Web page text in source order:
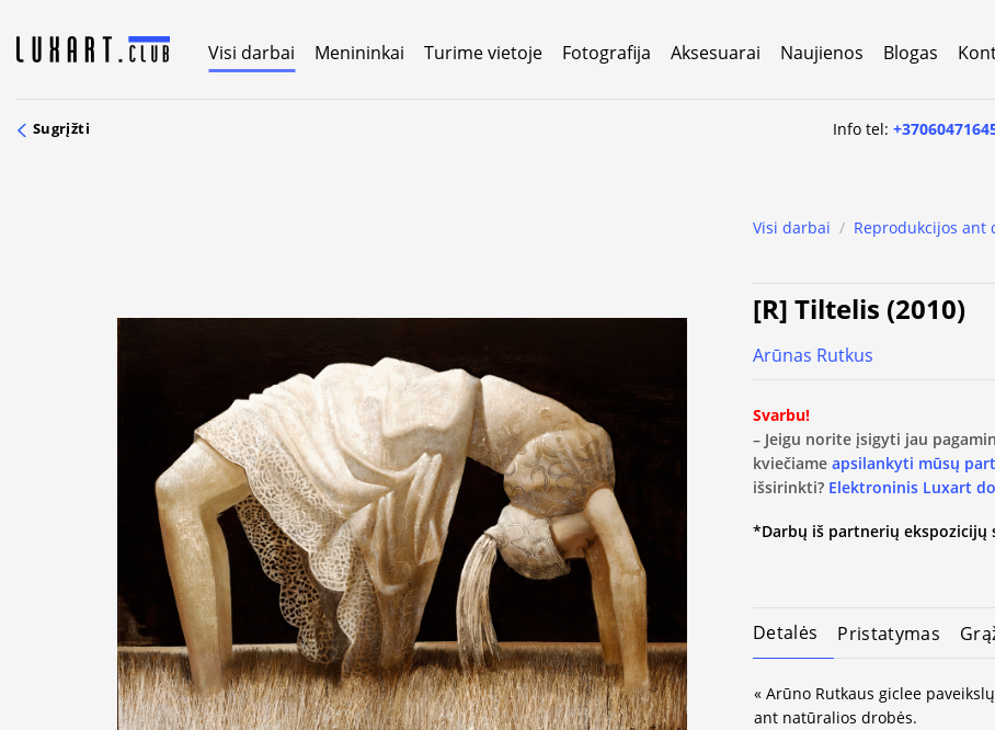
content
Visi darbai Menininkai Turime vietoje Fotografija Aksesuarai Naujienos Blogas
Sugrįžti Info tel:
Visi darbai / Reprodukcijos ant
[R] Tiltelis (2010)
Arūnas Rutkus
Svarbu!
– Jeigu norite įsigyti jau
kviečiame apsilankyti mūsų
išsirinkti? Elektroninis Luxart
*Darbų iš partnerių ekspozicijų
Detalės Pristatymas
« Arūno Rutkaus giclee
ant natūralios drobės.